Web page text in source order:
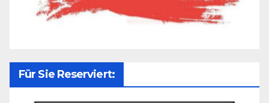
Für Sie Reserviert: